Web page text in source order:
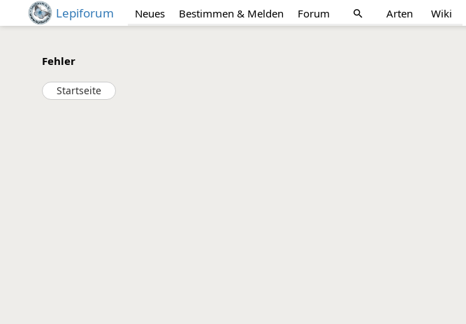
Lepiforum Neues Bestimmen & Melden Forum search Arten Wiki
Fehler
Startseite